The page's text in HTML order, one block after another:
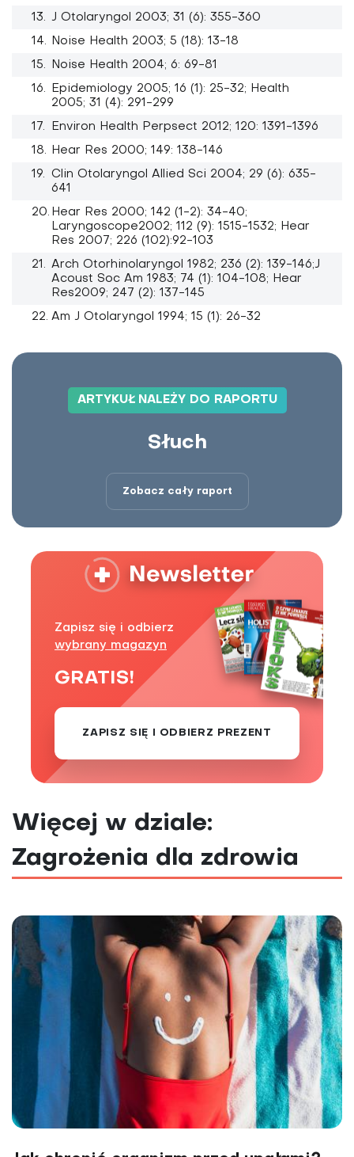
J Otolaryngol 2003; 31 (6): 355-360
Noise Health 2003; 5 (18): 13-18
Noise Health 2004; 6: 69-81
Epidemiology 2005; 16 (1): 25-32; Health
2005; 31 (4): 291-299
Environ Health Perpsect 2012; 120: 1391-1396
Hear Res 2000; 149: 138-146
Clin Otolaryngol Allied Sci 2004; 29 (6): 635-
641
Hear Res 2000; 142 (1-2): 34-40;
Laryngoscope2002; 112 (9): 1515-1532; Hear
Res 2007; 226 (102):92-103
Arch Otorhinolaryngol 1982; 236 (2): 139-146;J
Acoust Soc Am 1983; 74 (1): 104-108; Hear
Res2009; 247 (2): 137-145
Am J Otolaryngol 1994; 15 (1): 26-32
ARTYKUŁ NALEŻY DO RAPORTU
Słuch
Zobacz cały raport
Zapisz się i odbierz
wybrany magazyn
GRATIS!
ZAPISZ SIĘ I ODBIERZ PREZENT
Więcej w dziale:
Zagrożenia dla zdrowia